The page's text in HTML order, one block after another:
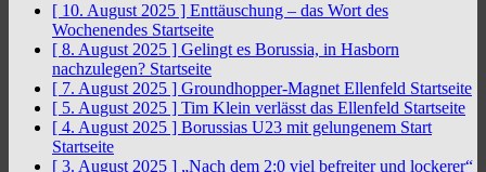
[ 10. August 2025 ] Enttäuschung – das Wort des
Wochenendes Startseite
[ 8. August 2025 ] Gelingt es Borussia, in Hasborn
nachzulegen? Startseite
[ 7. August 2025 ] Groundhopper-Magnet Ellenfeld Startseite
[ 5. August 2025 ] Tim Klein verlässt das Ellenfeld Startseite
[ 4. August 2025 ] Borussias U23 mit gelungenem Start
Startseite
[ 3. August 2025 ] „Nach dem 2:0 viel befreiter und lockerer“